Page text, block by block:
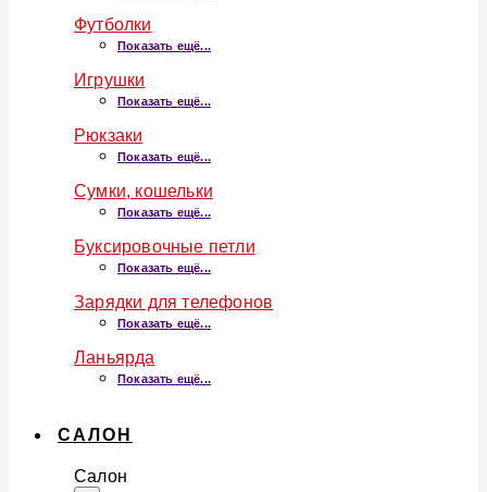
Футболки
Показать ещё...
Игрушки
Показать ещё...
Рюкзаки
Показать ещё...
Сумки, кошельки
Показать ещё...
Буксировочные петли
Показать ещё...
Зарядки для телефонов
Показать ещё...
Ланьярда
Показать ещё...
САЛОН
Салон